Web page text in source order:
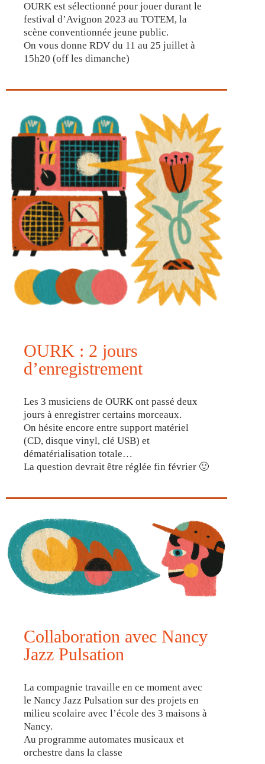
OURK est sélectionné pour jouer durant le
festival d’Avignon 2023 au TOTEM, la
scène conventionnée jeune public.
On vous donne RDV du 11 au 25 juillet à
15h20 (off les dimanche)
OURK : 2 jours
d’enregistrement
Les 3 musiciens de OURK ont passé deux
jours à enregistrer certains morceaux.
On hésite encore entre support matériel
(CD, disque vinyl, clé USB) et
dématérialisation totale…
La question devrait être réglée fin février 🙂
Collaboration avec Nancy
Jazz Pulsation
La compagnie travaille en ce moment avec
le Nancy Jazz Pulsation sur des projets en
milieu scolaire avec l’école des 3 maisons à
Nancy.
Au programme automates musicaux et
orchestre dans la classe